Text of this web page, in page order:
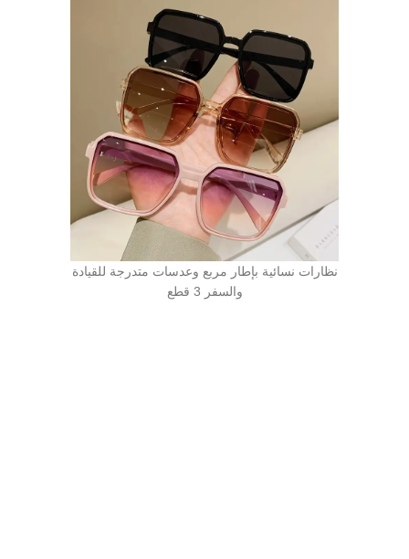
نظارات نسائية بإطار مربع وعدسات متدرجة للقيادة
والسفر 3 قطع